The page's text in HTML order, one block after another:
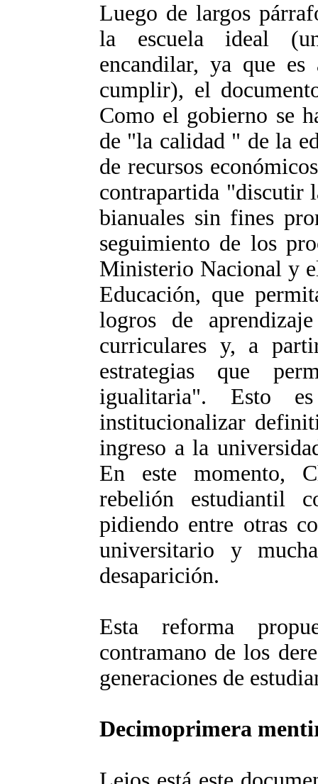
Luego de largos
la escuela ideal
encandilar, ya que
cumplir), el
Como el gobierno se
de "la calidad " de la
de recursos
contrapartida "discutir
bianuales sin fines
seguimiento de los
Ministerio Nacional y
Educación, que
logros de
curriculares y, a
estrategias que
igualitaria". Esto
institucionalizar
ingreso a la
En este momento,
rebelión estudiantil
pidiendo entre otras
universitario y
desaparición.
Esta reforma
contramano de los
generaciones de
Decimoprimera